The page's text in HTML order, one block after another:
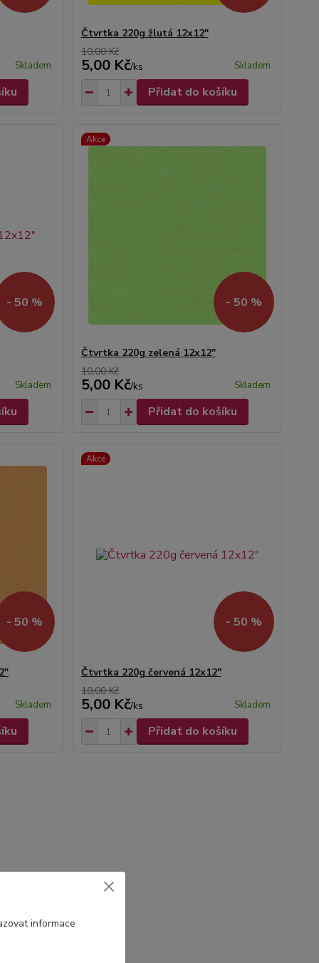
Skladem
Čtvrtka 220g žlutá 12x12"
10,00 Kč
5,00 Kč/ks Skladem
Přidat do košíku
- 50 %
Skladem
Akce
- 50 %
Čtvrtka 220g zelená 12x12"
10,00 Kč
5,00 Kč/ks Skladem
Přidat do košíku
- 50 %
Skladem
Akce
- 50 %
Čtvrtka 220g červená 12x12"
10,00 Kč
5,00 Kč/ks Skladem
Přidat do košíku
informace